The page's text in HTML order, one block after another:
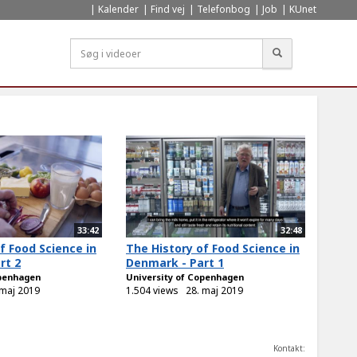
Kalender Find vej Telefonbog Job KUnet
33:42
Food Science in
2
2019
32:48
The History of Food Science in
Denmark - Part 1
University of Copenhagen
1.504 views 28. maj 2019
Kontakt: